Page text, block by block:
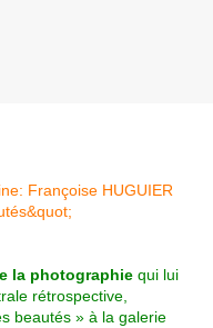
la photographie qui lui
rétrospective,
beautés » à la galerie